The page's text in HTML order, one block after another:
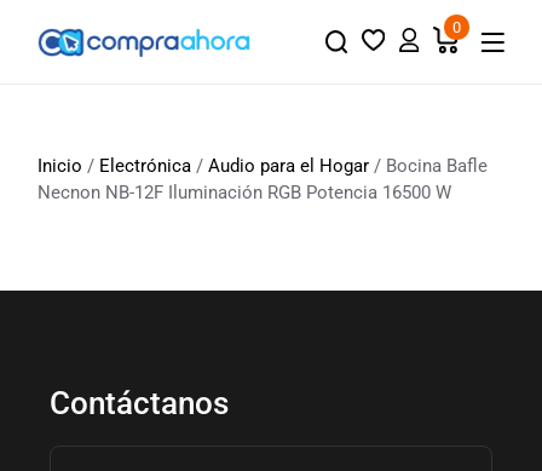
0
Inicio / Electrónica /Audio para el Hogar / Bocina Bafle
Necnon NB-12F Iluminación RGB Potencia 16500 W
Contáctanos